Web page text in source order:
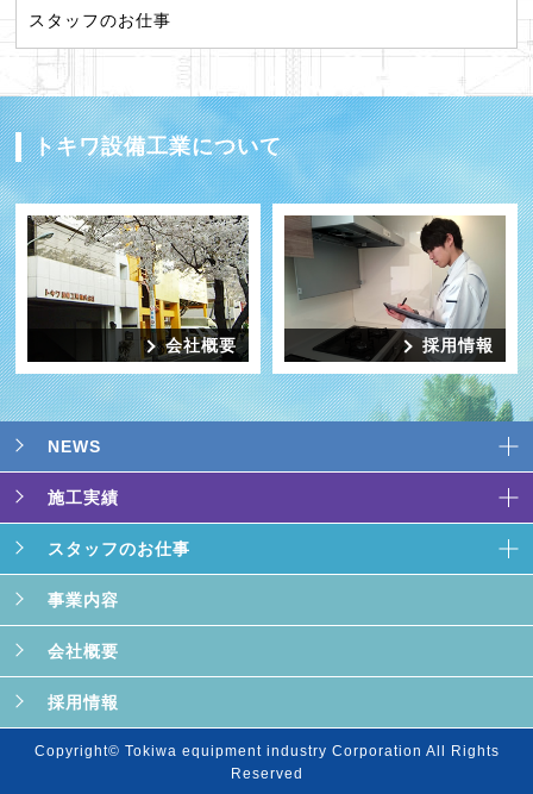
スタッフのお仕事
トキワ設備工業について
会社概要 採用情報
NEWS
施工実績
スタッフのお仕事
事業内容
会社概要
採用情報
Copyright© Tokiwa equipment industry Corporation All Rights
Reserved